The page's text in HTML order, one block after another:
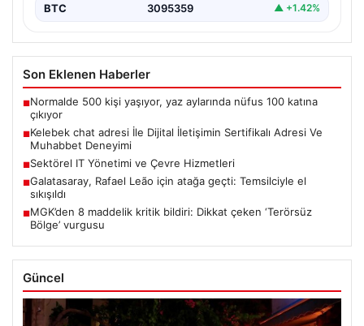
BTC 3095359 ▲ +1.42%
Son Eklenen Haberler
■Normalde 500 kişi yaşıyor, yaz aylarında nüfus 100 katına
çıkıyor
■Kelebek chat adresi İle Dijital İletişimin Sertifikalı Adresi Ve
Muhabbet Deneyimi
■Sektörel IT Yönetimi ve Çevre Hizmetleri
■Galatasaray, Rafael Leão için atağa geçti: Temsilciyle el
sıkışıldı
■MGK’den 8 maddelik kritik bildiri: Dikkat çeken ‘Terörsüz
Bölge’ vurgusu
Güncel